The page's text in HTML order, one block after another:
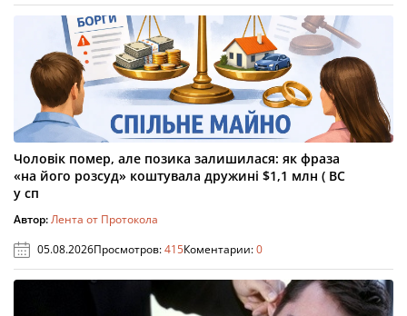
Чоловік помер, але позика залишилася: як фраза
«на його розсуд» коштувала дружині $1,1 млн ( ВС
у сп
Автор:Лента от Протокола
05.08.2026Просмотров:415Коментарии:0